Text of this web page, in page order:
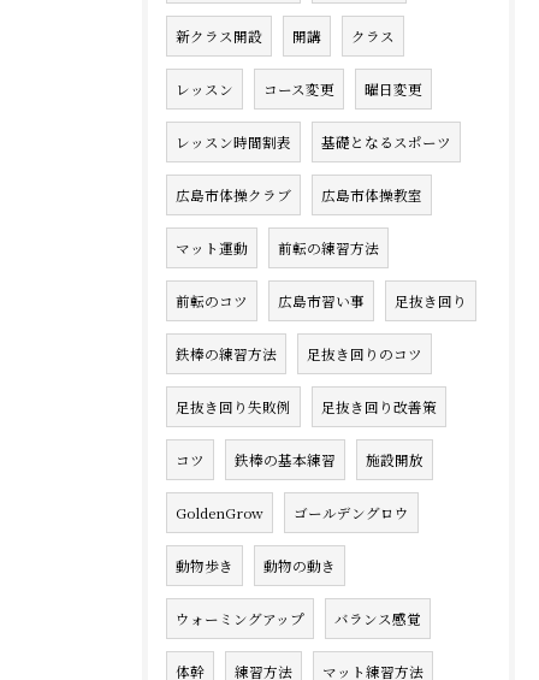
新クラス開設 開講 クラス
レッスン コース変更 曜日変更
レッスン時間割表 基礎となるスポーツ
広島市体操クラブ 広島市体操教室
マット運動 前転の練習方法
前転のコツ 広島市習い事 足抜き回り
鉄棒の練習方法 足抜き回りのコツ
足抜き回り失敗例 足抜き回り改善策
コツ 鉄棒の基本練習 施設開放
GoldenGrow ゴールデングロウ
動物歩き 動物の動き
ウォーミングアップ バランス感覚
体幹 練習方法 マット練習方法